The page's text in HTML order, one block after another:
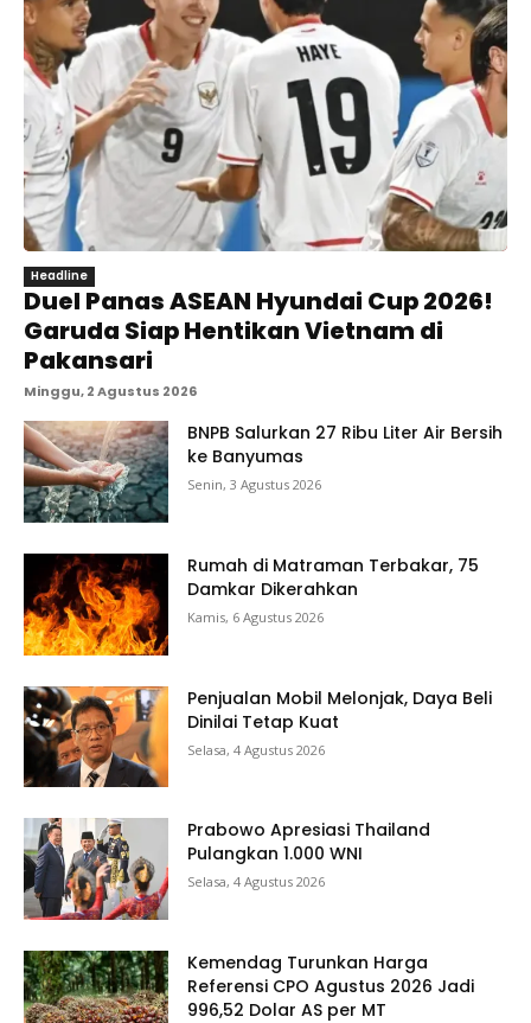
Headline
Duel Panas ASEAN Hyundai Cup 2026!
Garuda Siap Hentikan Vietnam di
Pakansari
Minggu, 2 Agustus 2026
BNPB Salurkan 27 Ribu Liter Air Bersih
ke Banyumas
Senin, 3 Agustus 2026
Rumah di Matraman Terbakar, 75
Damkar Dikerahkan
Kamis, 6 Agustus 2026
Penjualan Mobil Melonjak, Daya Beli
Dinilai Tetap Kuat
Selasa, 4 Agustus 2026
Prabowo Apresiasi Thailand
Pulangkan 1.000 WNI
Selasa, 4 Agustus 2026
Kemendag Turunkan Harga
Referensi CPO Agustus 2026 Jadi
996,52 Dolar AS per MT